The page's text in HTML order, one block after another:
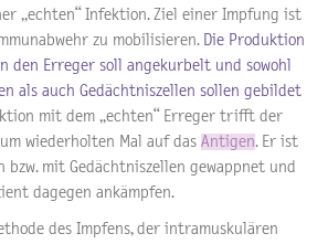
„echten“ Infektion. Ziel einer Impfung ist
zu mobilisieren. Die Produktion
den Erreger soll angekurbelt und sowohl
als auch Gedächtniszellen sollen gebildet
mit dem „echten“ Erreger trifft der
wiederholten Mal auf das Antigen. Er ist
mit Gedächtniszellen gewappnet und
dagegen ankämpfen.
des Impfens, der intramuskulären